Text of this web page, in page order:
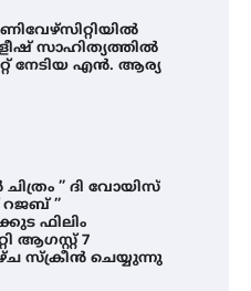
സാഹിത്യത്തിൽ
നേടിയ എൻ. ആര്യ
” ദി വോയിസ്
റജബ് ”
ഫിലിം
ആഗസ്റ്റ് 7
സ്‌ക്രീൻ ചെയ്യുന്നു